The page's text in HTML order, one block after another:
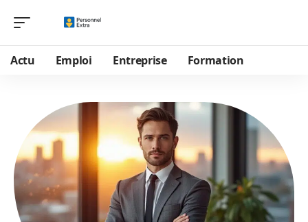
Actu Emploi Entreprise Formation